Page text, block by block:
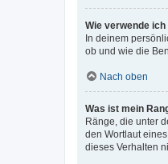
Wie verwende
In deinem
ob und wie die
Nach oben
Was ist mein
Ränge, die unter
den Wortlaut
dieses Verhalten